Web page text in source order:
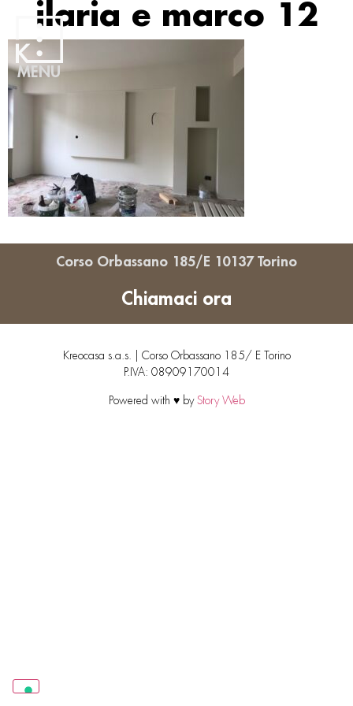
MENU
ilaria e marco 12
Corso Orbassano 185/E 10137 Torino
Chiamaci ora
Kreocasa s.a.s. | Corso Orbassano 185/ E Torino
P.IVA: 08909170014
Powered with ♥ by Story Web